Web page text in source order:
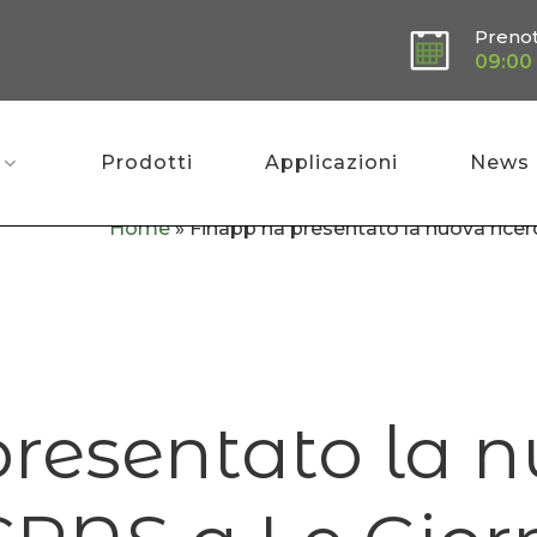
09:00
Prodotti Applicazioni News
Home»Finapp ha presentato la nuova
la